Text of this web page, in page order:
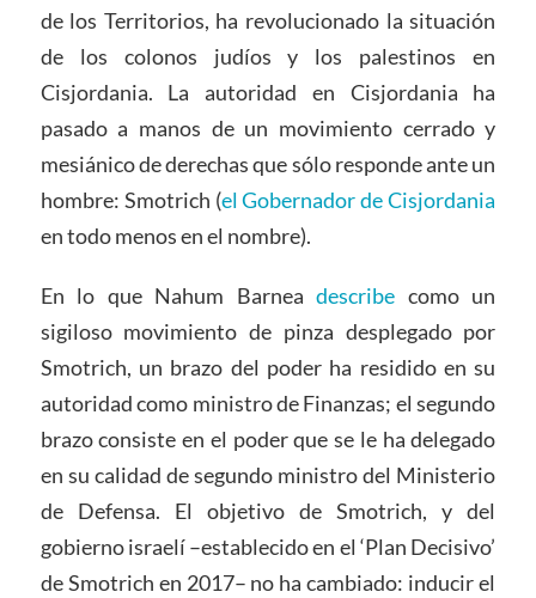
de los Territorios, ha revolucionado la situación
de los colonos judíos y los palestinos en
Cisjordania. La autoridad en Cisjordania ha
pasado a manos de un movimiento cerrado y
mesiánico de derechas que sólo responde ante un
hombre: Smotrich (el Gobernador de Cisjordania
en todo menos en el nombre).
En lo que Nahum Barneadescribe como un
sigiloso movimiento de pinza desplegado por
Smotrich, un brazo del poder ha residido en su
autoridad como ministro de Finanzas; el segundo
brazo consiste en el poder que se le ha delegado
en su calidad de segundo ministro del Ministerio
de Defensa. El objetivo de Smotrich, y del
gobierno israelí –establecido en el ‘Plan Decisivo’
de Smotrich en 2017– no ha cambiado: inducir el